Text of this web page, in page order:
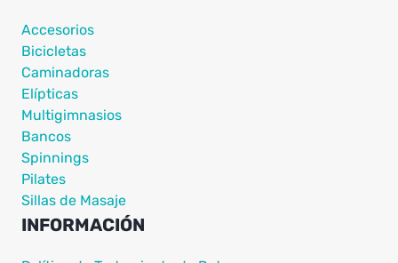
Accesorios
Bicicletas
Caminadoras
Elípticas
Multigimnasios
Bancos
Spinnings
Pilates
Sillas de Masaje
INFORMACIÓN